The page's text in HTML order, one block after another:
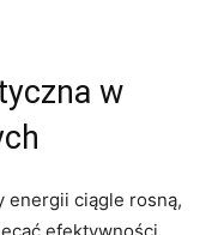
w
energii ciągle rosną,